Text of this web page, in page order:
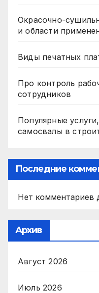
Окрасочно-
и области
Виды печатных
Про контроль
сотрудников
Популярные
самосвалы в
Последние
Нет комментариев
Архив
Август 2026
Июль 2026